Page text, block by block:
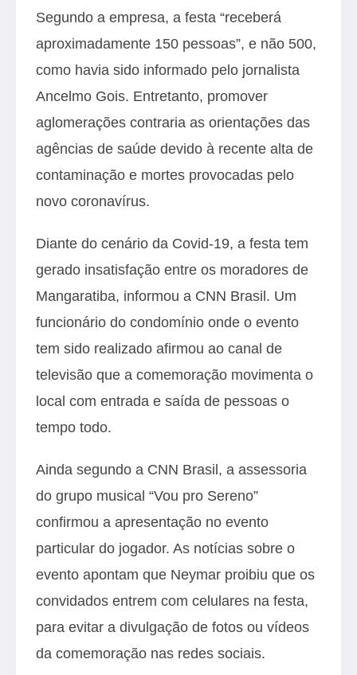
Segundo a empresa, a festa “receberá
aproximadamente 150 pessoas”, e não 500,
como havia sido informado pelo jornalista
Ancelmo Gois. Entretanto, promover
aglomerações contraria as orientações das
agências de saúde devido à recente alta de
contaminação e mortes provocadas pelo
novo coronavírus.
Diante do cenário da Covid-19, a festa tem
gerado insatisfação entre os moradores de
Mangaratiba, informou a CNN Brasil. Um
funcionário do condomínio onde o evento
tem sido realizado afirmou ao canal de
televisão que a comemoração movimenta o
local com entrada e saída de pessoas o
tempo todo.
Ainda segundo a CNN Brasil, a assessoria
do grupo musical “Vou pro Sereno”
confirmou a apresentação no evento
particular do jogador. As notícias sobre o
evento apontam que Neymar proibiu que os
convidados entrem com celulares na festa,
para evitar a divulgação de fotos ou vídeos
da comemoração nas redes sociais.